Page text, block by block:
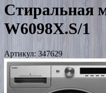
Стиральная
W6098X.S/1
Артикул: 347629